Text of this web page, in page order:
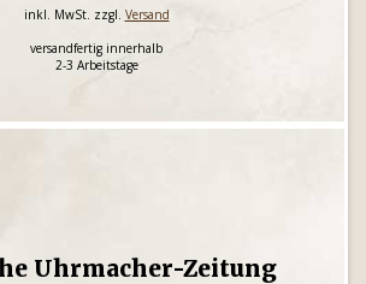
inkl. MwSt. zzgl. Versand
versandfertig innerhalb
2-3 Arbeitstage
Uhrmacher-Zeitung